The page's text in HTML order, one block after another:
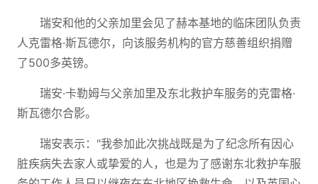
瑞安和他的父亲加里会见了赫本基地的临床团队负责
人克雷格·斯瓦德尔，向该服务机构的官方慈善组织捐赠
了500多英镑。
瑞安·卡勒姆与父亲加里及东北救护车服务的克雷格·
斯瓦德尔合影。
瑞安表示："我参加此次挑战既是为了纪念所有因心
脏疾病失去家人或挚爱的人，也是为了感谢东北救护车服